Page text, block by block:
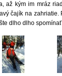
až kým im mráz
čajík na
dlho dlho